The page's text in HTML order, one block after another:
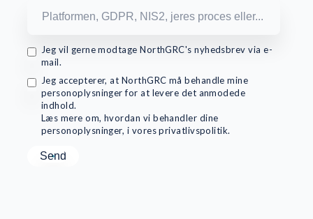
Jeg vil gerne modtage NorthGRC's nyhedsbrev via e-
mail.
Jeg accepterer, at NorthGRC må behandle mine
personoplysninger for at levere det anmodede
indhold.
Læs mere om, hvordan vi behandler dine
personoplysninger, i vores privatlivspolitik.